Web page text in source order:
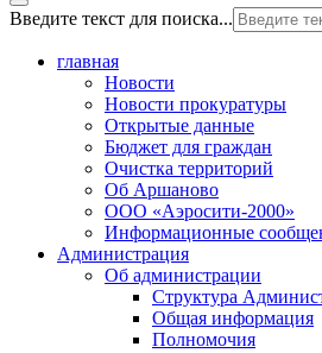
Введите текст для поиска...
главная
Новости
Новости прокуратуры
Открытые данные
Бюджет для граждан
Очистка территорий
Об Аршаново
ООО «Аэросити-2000»
Информационные
Администрация
Об администрации
Структура
Общая информация
Полномочия